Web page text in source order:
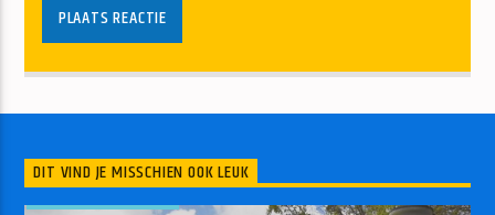
DIT VIND JE MISSCHIEN OOK LEUK